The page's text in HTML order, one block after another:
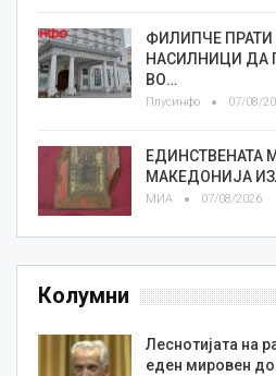
ФИЛИПЧЕ ПРАТИ
НАСИЛНИЦИ ДА
ВО…
Плусинфо 07/08/
ЕДИНСТВЕНАТА
МАКЕДОНИЈА
МИА 07/08/2026
Колумни
Леснотијата на
еден мировен